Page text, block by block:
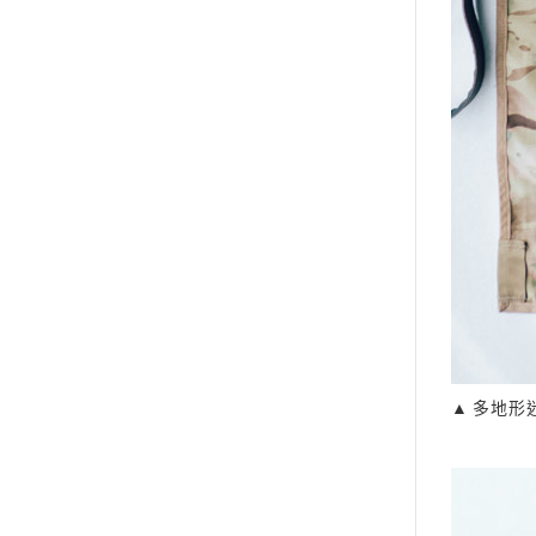
▲ 多地形